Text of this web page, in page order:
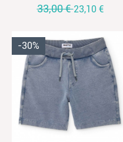
33,00 €23,10 €
-30%